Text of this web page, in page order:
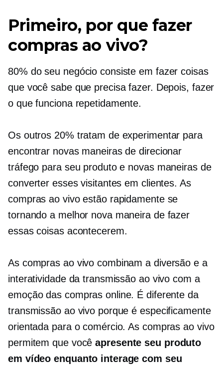
Primeiro, por que fazer
compras ao vivo?
80% do seu negócio consiste em fazer coisas
que você sabe que precisa fazer. Depois, fazer
o que funciona repetidamente.
Os outros 20% tratam de experimentar para
encontrar novas maneiras de direcionar
tráfego para seu produto e novas maneiras de
converter esses visitantes em clientes. As
compras ao vivo estão rapidamente se
tornando a melhor nova maneira de fazer
essas coisas acontecerem.
As compras ao vivo combinam a diversão e a
interatividade da transmissão ao vivo com a
emoção das compras online. É diferente da
transmissão ao vivo porque é especificamente
orientada para o comércio. As compras ao vivo
permitem que vocêapresente seu produto
em vídeo enquanto interage com seu